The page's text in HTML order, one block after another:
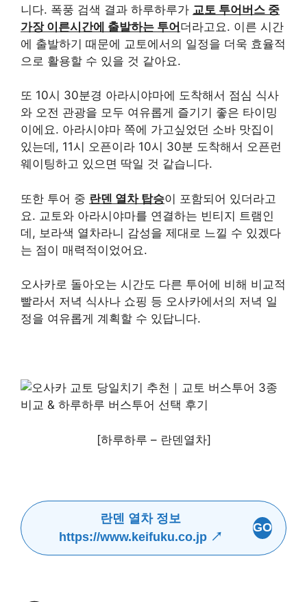
니다. 폭풍 검색 결과 하루하루가 교토 투어버스 중
가장 이른시간에 출발하는 투어더라고요. 이른 시간
에 출발하기 때문에 교토에서의 일정을 더욱 효율적
으로 활용할 수 있을 것 같아요.
또 10시 30분경 아라시야마에 도착해서 점심 식사
와 오전 관광을 모두 여유롭게 즐기기 좋은 타이밍
이에요. 아라시야마 쪽에 가고싶었던 소바 맛집이
있는데, 11시 오픈이라 10시 30분 도착해서 오픈런
웨이팅하고 있으면 딱일 것 같습니다.
또한 투어 중 란덴 열차 탑승이 포함되어 있더라고
요. 교토와 아라시야마를 연결하는 빈티지 트램인
데, 보라색 열차라니 감성을 제대로 느낄 수 있겠다
는 점이 매력적이었어요.
오사카로 돌아오는 시간도 다른 투어에 비해 비교적
빨라서 저녁 식사나 쇼핑 등 오사카에서의 저녁 일
정을 여유롭게 계획할 수 있답니다.
[하루하루 – 란덴열차]
란덴 열차 정보
https://www.keifuku.co.jp ↗
GO